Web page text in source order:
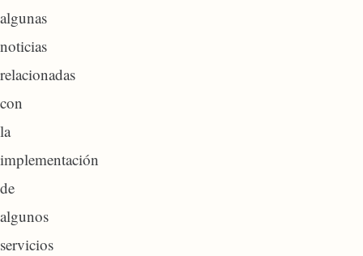
algunas
noticias
relacionadas
con
la
implementación
de
algunos
servicios